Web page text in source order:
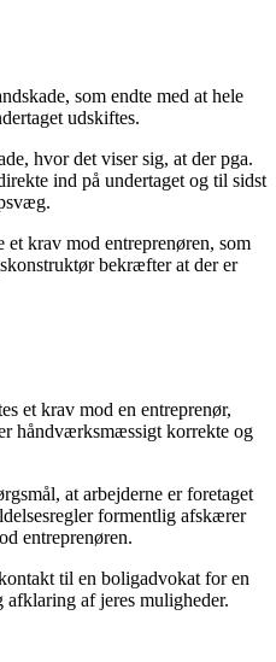
som endte med at hele
udskiftes.
hvor det viser sig, at der pga.
ind på undertaget og til sidst
krav mod entreprenøren, som
bekræfter at der er
et krav mod en entreprenør,
håndværksmæssigt korrekte og
at arbejderne er foretaget
formentlig afskærer
entreprenøren.
til en boligadvokat for en
af jeres muligheder.